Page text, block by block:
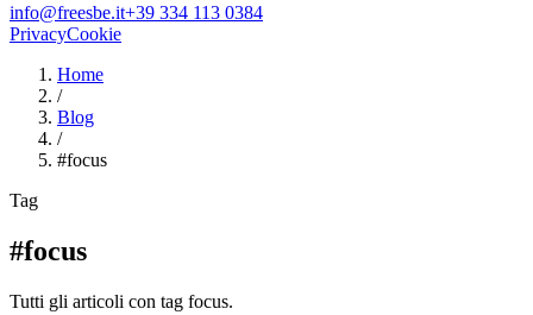
info@freesbe.it+39 334 113 0384
PrivacyCookie
Home
/
Blog
/
#focus
Tag
#focus
Tutti gli articoli con tag focus.